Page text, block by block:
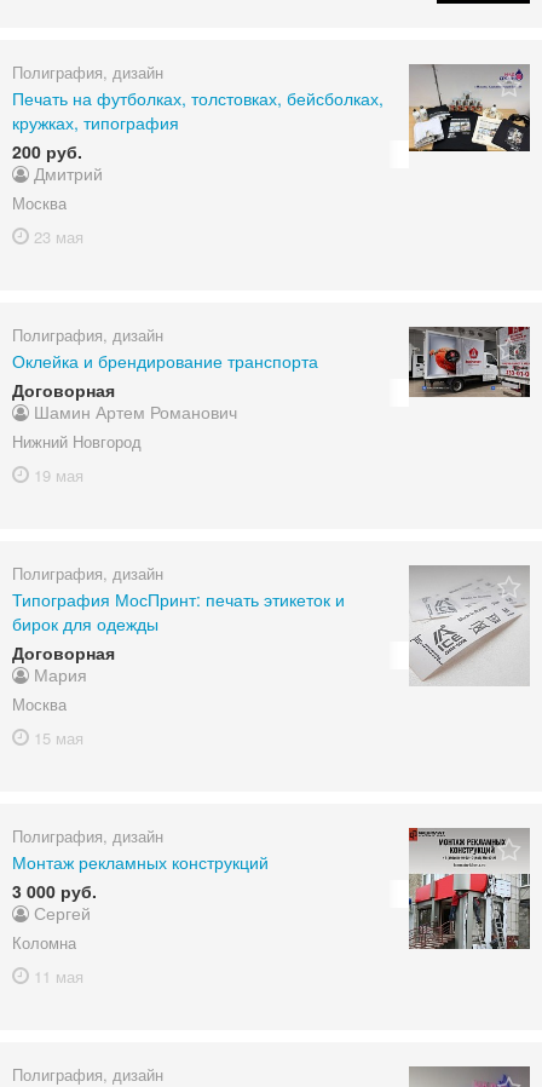
Полиграфия, дизайн
Печать на футболках, толстовках, бейсболках,
кружках, типография
200 руб.
Дмитрий
Москва
23 мая
Полиграфия, дизайн
Оклейка и брендирование транспорта
Договорная
Шамин Артем Романович
Нижний Новгород
19 мая
Полиграфия, дизайн
Типография МосПринт: печать этикеток и
бирок для одежды
Договорная
Мария
Москва
15 мая
Полиграфия, дизайн
Монтаж рекламных конструкций
3 000 руб.
Сергей
Коломна
11 мая
Полиграфия, дизайн